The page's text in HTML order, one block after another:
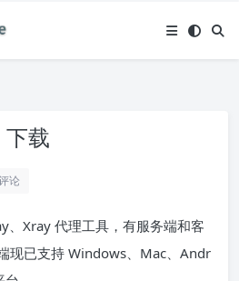
载
论
、Xray 代理工具，有服务端和客
现已支持 Windows、Mac、Andr